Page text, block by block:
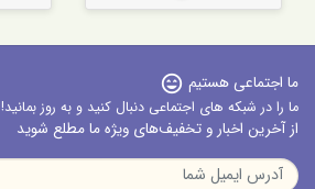
ما اجتماعی هستیم sentiment_very_satisfied
ما را در شبکه های اجتماعی دنبال کنید و به روز بمانید!
از آخرین اخبار و تخفیف‌های ویژه ما مطلع شوید